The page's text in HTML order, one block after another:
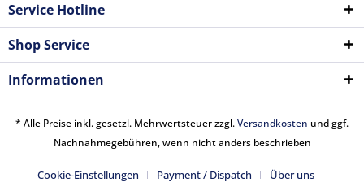
Service Hotline
Shop Service
Informationen
* Alle Preise inkl. gesetzl. Mehrwertsteuer zzgl.Versandkosten und ggf.
Nachnahmegebühren, wenn nicht anders beschrieben
Cookie-Einstellungen Payment / Dispatch
Über uns